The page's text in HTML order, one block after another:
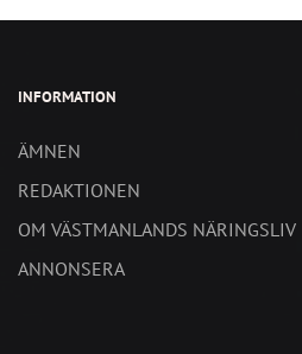
INFORMATION
ÄMNEN
REDAKTIONEN
OM VÄSTMANLANDS NÄRINGSLIV
ANNONSERA